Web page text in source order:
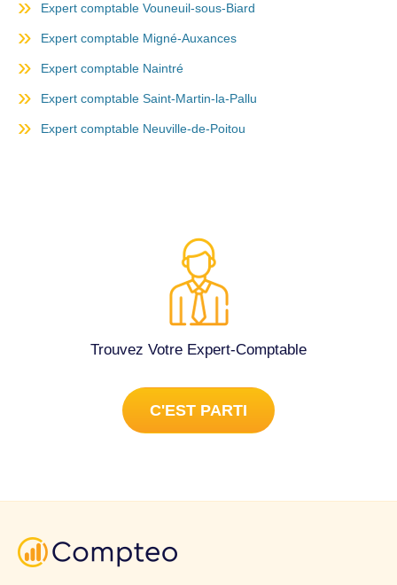
Expert comptable Vouneuil-sous-Biard
Expert comptable Migné-Auxances
Expert comptable Naintré
Expert comptable Saint-Martin-la-Pallu
Expert comptable Neuville-de-Poitou
Trouvez Votre Expert-Comptable
C'EST PARTI